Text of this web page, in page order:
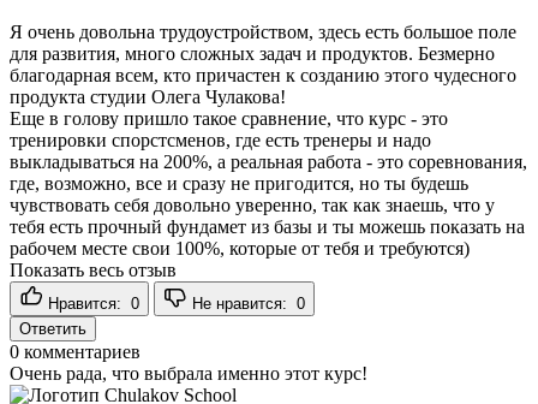
Я очень довольна трудоустройством, здесь есть большое поле
для развития, много сложных задач и продуктов. Безмерно
благодарная всем, кто причастен к созданию этого чудесного
продукта студии Олега Чулакова!
Еще в голову пришло такое сравнение, что курс - это
тренировки спорстсменов, где есть тренеры и надо
выкладываться на 200%, а реальная работа - это соревнования,
где, возможно, все и сразу не пригодится, но ты будешь
чувствовать себя довольно уверенно, так как знаешь, что у
тебя есть прочный фундамет из базы и ты можешь показать на
рабочем месте свои 100%, которые от тебя и требуются)
Показать весь отзыв
Нравится: 0 Не нравится: 0
Ответить
0 комментариев
Очень рада, что выбрала именно этот курс!